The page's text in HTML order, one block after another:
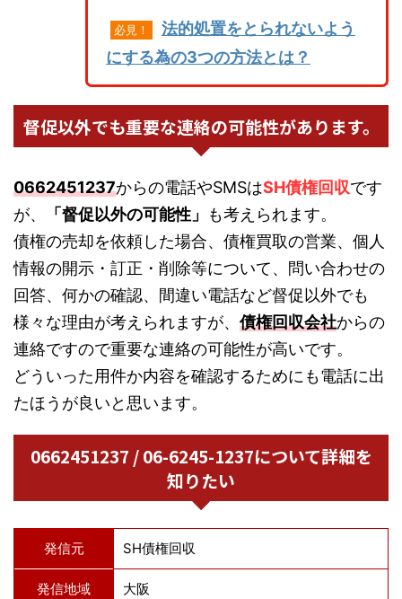
必見！
法的処置をとられないよう
にする為の3つの方法とは？
督促以外でも重要な連絡の可能性があります。
0662451237からの電話やSMSはSH債権回収です
が、
「督促以外の可能性」
も考えられます。
債権の売却を依頼した場合、債権買取の営業、個人
情報の開示・訂正・削除等について、問い合わせの
回答、何かの確認、間違い電話など督促以外でも
様々な理由が考えられますが、 債権回収会社からの
連絡ですので重要な連絡の可能性が高いです。
どういった用件か内容を確認するためにも電話に出
たほうが良いと思います。
0662451237 / 06-6245-1237について詳細を
知りたい
発信元 SH債権回収
発信地域 大阪